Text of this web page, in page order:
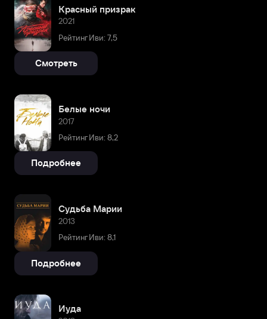
Красный призрак
2021
Рейтинг Иви: 7,5
Смотреть
Белые ночи
2017
Рейтинг Иви: 8,2
Подробнее
Судьба Марии
2013
Рейтинг Иви: 8,1
Подробнее
Иуда